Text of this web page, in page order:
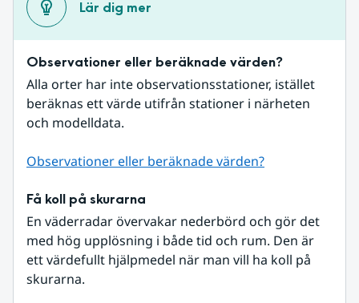
Lär dig mer
Observationer eller beräknade värden?
Alla orter har inte observationsstationer, istället
beräknas ett värde utifrån stationer i närheten
och modelldata.
Observationer eller beräknade värden?
Få koll på skurarna
En väderradar övervakar nederbörd och gör det
med hög upplösning i både tid och rum. Den är
ett värdefullt hjälpmedel när man vill ha koll på
skurarna.